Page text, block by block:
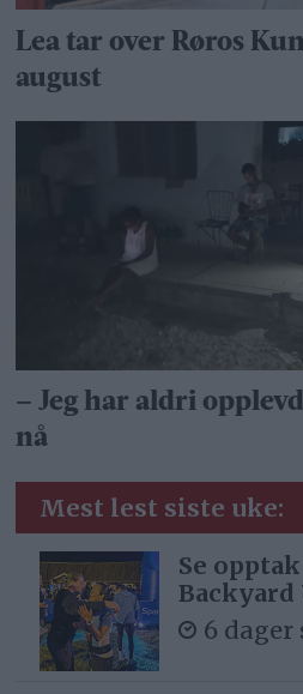
Lea tar over Røros
august
– Jeg har aldri
nå
Mest lest siste uke:
Se
Backyard
6 dager